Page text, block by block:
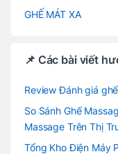
GHẾ MÁT XA
📌 Các bài viết
Review Đánh giá
So Sánh Ghế
Massage Trên Thị
Tổng Kho Điện Máy